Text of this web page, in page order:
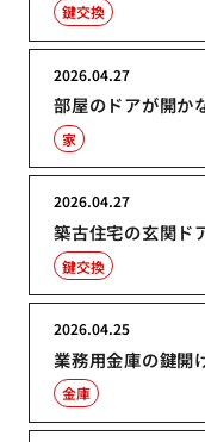
鍵交換
部屋のドアが開か
2026.04.27
家
築古住宅の玄関ド
2026.04.27
鍵交換
業務用金庫の鍵開
2026.04.25
金庫